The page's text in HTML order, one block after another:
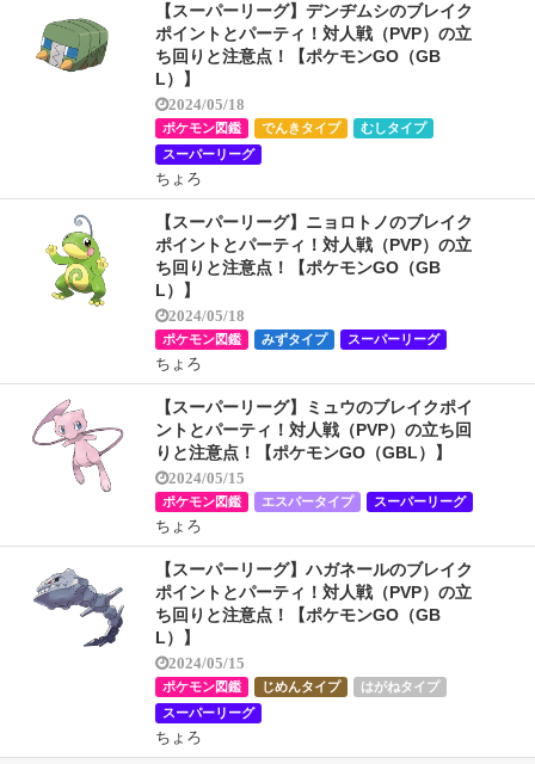
【スーパーリーグ】デンヂムシのブレイク
ポイントとパーティ！対人戦（PVP）の立
ち回りと注意点！【ポケモンGO（GB
L）】
2024/05/18
ポケモン図鑑 でんきタイプ
むしタイプ
スーパーリーグ
ちょろ
【スーパーリーグ】ニョロトノのブレイク
ポイントとパーティ！対人戦（PVP）の立
ち回りと注意点！【ポケモンGO（GB
L）】
2024/05/18
ポケモン図鑑 みずタイプ スーパーリーグ
ちょろ
【スーパーリーグ】ミュウのブレイクポイ
ントとパーティ！対人戦（PVP）の立ち回
りと注意点！【ポケモンGO（GBL）】
2024/05/15
ポケモン図鑑 エスパータイプ スーパーリーグ
ちょろ
【スーパーリーグ】ハガネールのブレイク
ポイントとパーティ！対人戦（PVP）の立
ち回りと注意点！【ポケモンGO（GB
L）】
2024/05/15
ポケモン図鑑 じめんタイプ
はがねタイプ
スーパーリーグ
ちょろ